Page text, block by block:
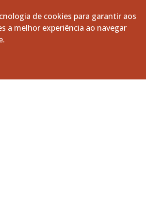
de cookies para garantir aos
a melhor experiência ao navegar